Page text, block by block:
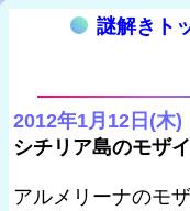
謎解きト
2012年1月12日(木)
シチリア島のモザ
アルメリーナのモ